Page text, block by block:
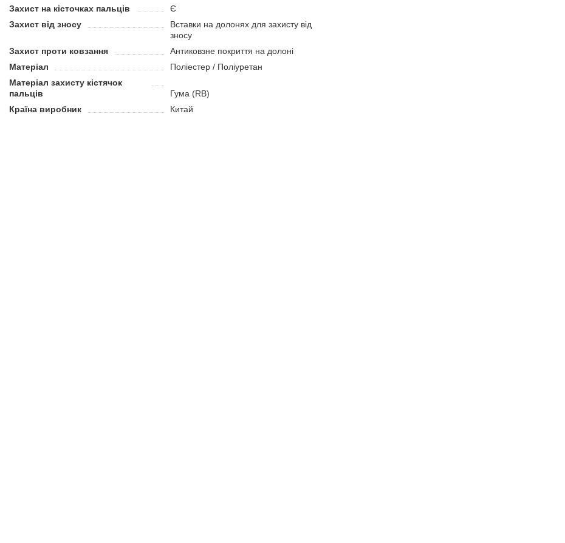
Захист на кісточках пальців
Є
Захист від зносу
Вставки на долонях для захисту від
зносу
Захист проти ковзання
Антиковзне покриття на долоні
Матеріал
Поліестер / Поліуретан
Матеріал захисту кістячок
пальців
Гума (RB)
Країна виробник
Китай